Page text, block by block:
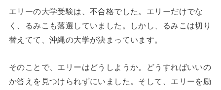
エリーの大学受験は、不合格でした。エリーだけでな
く、るみこも落選していました。しかし、るみこは切り
替えてて、沖縄の大学が決まっています。
そのことで、エリーはどうしようか。どうすればいいの
か答えを見つけられずにいました。そして、エリーを励